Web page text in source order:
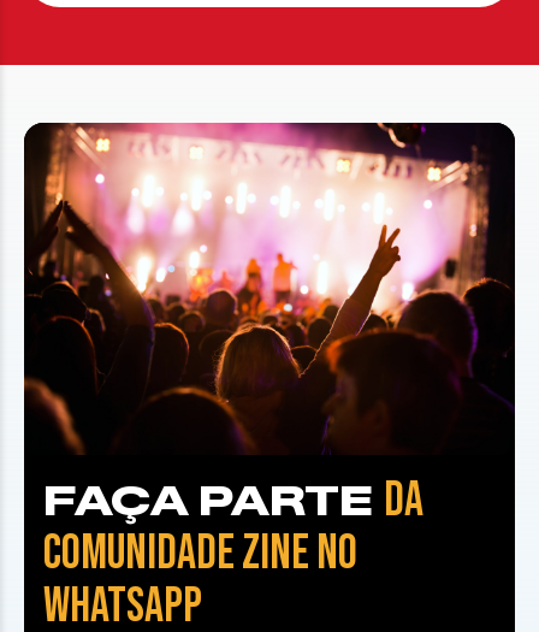
FAÇA PARTE DA
COMUNIDADE ZINE NO
WHATSAPP